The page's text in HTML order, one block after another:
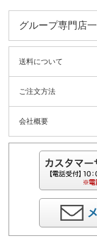
グループ専門店
送料について
ご注文方法
会社概要